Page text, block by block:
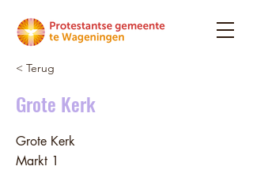
< Terug
Grote Kerk
Grote Kerk
Markt 1